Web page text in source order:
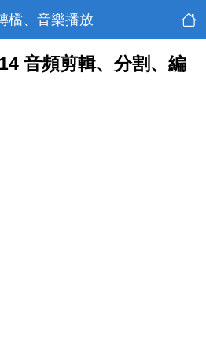
檔、音樂播放
音頻剪輯、分割、編